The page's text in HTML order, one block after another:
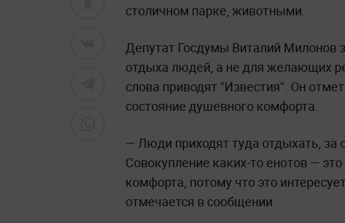
столичном парке, животными.
Депутат Госдумы Виталий Милонов
отдыха людей, а не для желающих
слова приводят "Известия". Он
состояние душевного комфорта.
— Люди приходят туда отдыхать, за
Совокупление каких-то енотов —
комфорта, потому что это
отмечается в сообщении.